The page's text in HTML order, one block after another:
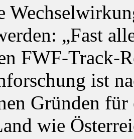
„Fast
FWF-Track-
ist
Gründen
wie